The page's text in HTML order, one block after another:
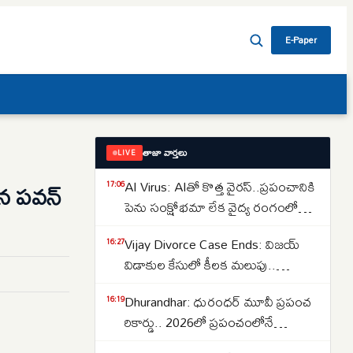
E-Paper
పవన్
LIVE తాజా వార్తలు
17:06AI Virus: AIతో కొత్త వైరస్‌..ప్రపంచానికి
పెను సంక్షోభమా లేక వైద్య రంగంలో
శాస్త్రవేత్తలు..
16:27Vijay Divorce Case Ends: విజయ్
విడాకుల కేసులో కీలక మలుపు..
సంగీత..కేసును కొట్టివేసిన కోర్టు
16:19Dhurandhar: ధురంధర్ మూవీ ప్రపంచ
రికార్డు.. 2026లో ప్రపంచంలోనే